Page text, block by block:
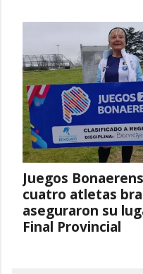
Juegos
cuatro atletas
aseguraron su
Final Provincial